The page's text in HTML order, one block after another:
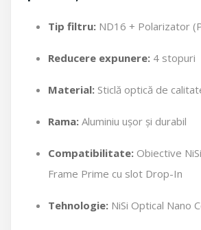
Tip filtru: ND16 + Polarizator
Reducere expunere: 4 stopuri
Material: Sticlă optică de
Rama: Aluminiu ușor și durabil
Compatibilitate: Obiective
Frame Prime cu slot Drop-In
Tehnologie: NiSi Optical Nano